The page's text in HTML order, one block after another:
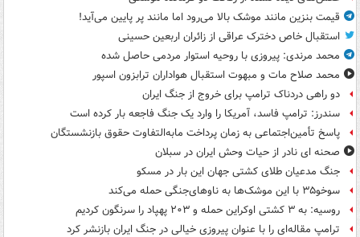
قیمت بنزین مانند موشک بالا می‌رود اما مانند پر پایین می‌آید!
استقبال خاص دخترک عراقی از زائران اربعین حسینی
محمد مرندی: پیروزی با روحیه استوار مردمی حاصل شده
محمد صلاح مات و مبهوت استقبال هواداران ترابزون اسپور
دو راهی دردناک ترامپ برای خروج از جنگ ایران
سندرز: ترامپ فاسد، آمریکا را وارد یک جنگ فاجعه بار کرده است
پاسخ تأمین‌اجتماعی به زمان پرداخت مابه‌التفاوت حقوق بازنشستگان
صحنه ای نادر از حیات وحش ایران در سبلان
جنگ مدعیان طلای کشتی جهان این بار در مسکو
سوخو۳۵ با این موشک‌ها به ناوهای‌جنگی حمله می‌کند
روسیه: به ۳ کشتی اوکراین حمله و ۲۰۳ پهپاد را سرنگون کردیم
ترامپ مقاله‌ای را با عنوان پیروزی خیالی در جنگ ایران بازنشر کرد